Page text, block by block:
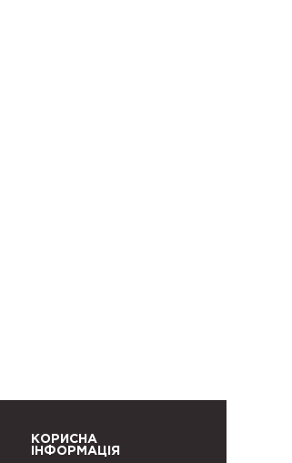
КОРИСНА
ІНФОРМАЦІЯ